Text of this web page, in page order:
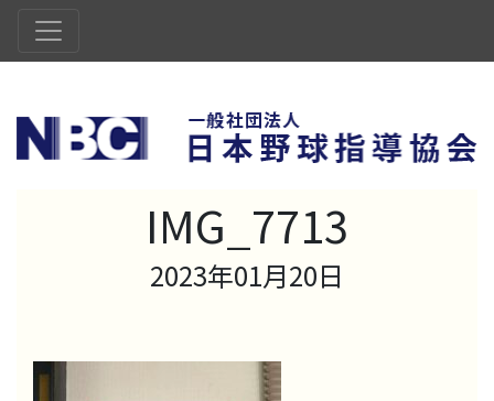
IMG_7713
2023年01月20日